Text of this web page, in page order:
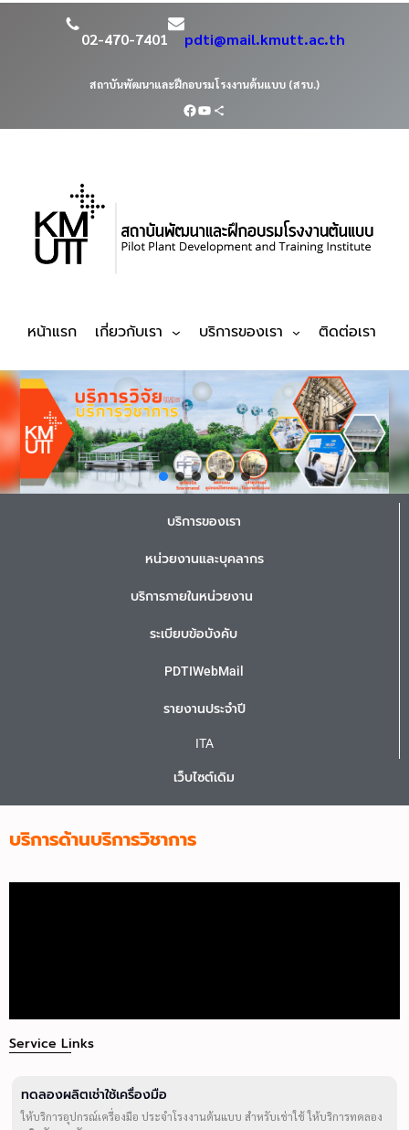
02-470-7401 pdti@mail.kmutt.ac.th
สถาบันพัฒนาและฝึกอบรมโรงงานต้นแบบ (สรบ.)
หน้าแรก เกี่ยวกับเรา บริการของเรา ติดต่อเรา
บริการของเรา
หน่วยงานและบุคลากร
บริการภายในหน่วยงาน
ระเบียบข้อบังคับ
PDTIWebMail
รายงานประจำปี
ITA
เว็บไซต์เดิม
บริการด้านบริการวิชาการ
Service Links
ทดลองผลิตเช่าใช้เครื่องมือ
ให้บริการอุปกรณ์เครื่องมือ ประจำโรงงานต้นแบบ สำหรับเช่าใช้ ให้บริการทดลอง